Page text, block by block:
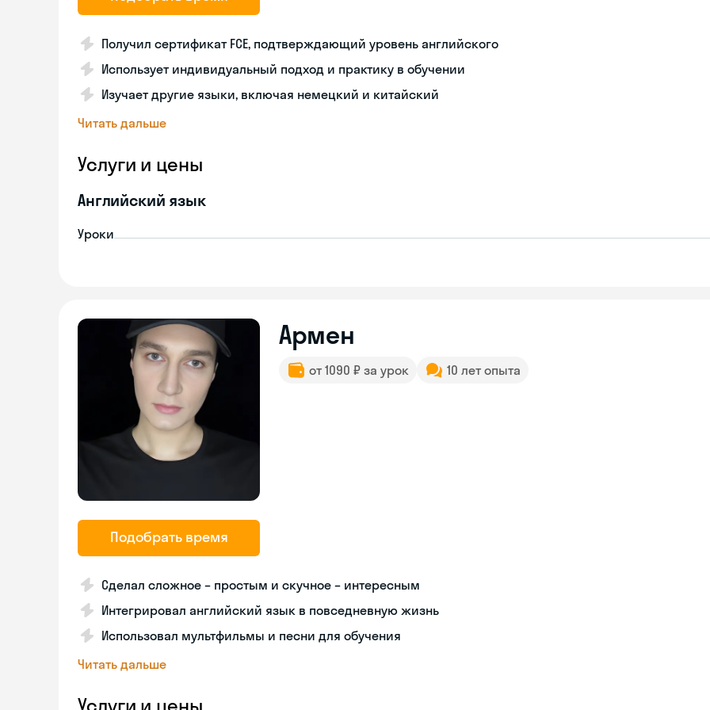
Получил сертификат FCE, подтверждающий уровень английского
Использует индивидуальный подход и практику в обучении
Изучает другие языки, включая немецкий и китайский
Читать дальше
Услуги и цены
Английский язык
Уроки
Подобрать время
Армен
от 1090 ₽ за урок 10 лет опыта
Сделал сложное – простым и скучное – интересным
Интегрировал английский язык в повседневную жизнь
Использовал мультфильмы и песни для обучения
Читать дальше
Услуги и цены